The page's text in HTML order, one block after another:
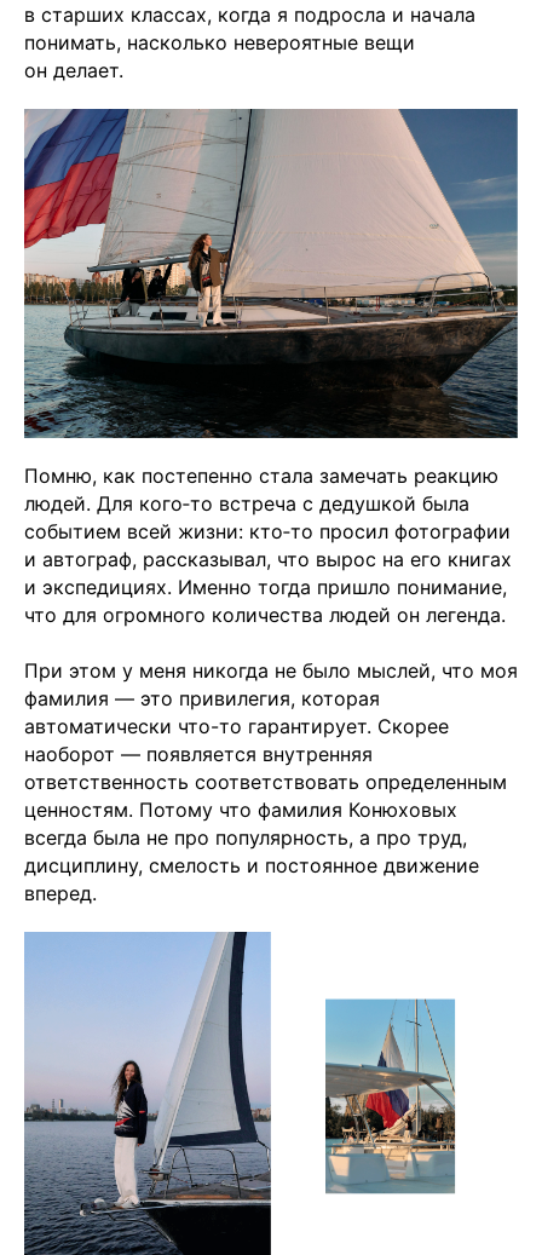
в старших классах, когда я подросла и начала
понимать, насколько невероятные вещи
он делает.
Помню, как постепенно стала замечать реакцию
людей. Для кого‑то встреча с дедушкой была
событием всей жизни: кто‑то просил фотографии
и автограф, рассказывал, что вырос на его книгах
и экспедициях. Именно тогда пришло понимание,
что для огромного количества людей он легенда.
При этом у меня никогда не было мыслей, что моя
фамилия — это привилегия, которая
автоматически что-то гарантирует. Скорее
наоборот — появляется внутренняя
ответственность соответствовать определенным
ценностям. Потому что фамилия Конюховых
всегда была не про популярность, а про труд,
дисциплину, смелость и постоянное движение
вперед.